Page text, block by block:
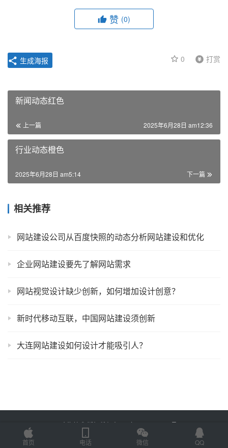
赞 (0)
0 打赏
生成海报
新闻动态红色
上一篇 2025年6月28日 am12:36
行业动态橙色
下一篇
2025年6月28日 am5:14
相关推荐
网站建设公司从百度快照的动态分析网站建设和优化
企业网站建设要先了解网站需求
网站视觉设计缺少创新，如何增加设计创意？
新时代移动互联，中国网站建设须创新
大连网站建设如何设计才能吸引人？
Copyright © 2025 金海技术 版权所有 鲁ICP备2022012774号-2
首页
电话 微信 QQ